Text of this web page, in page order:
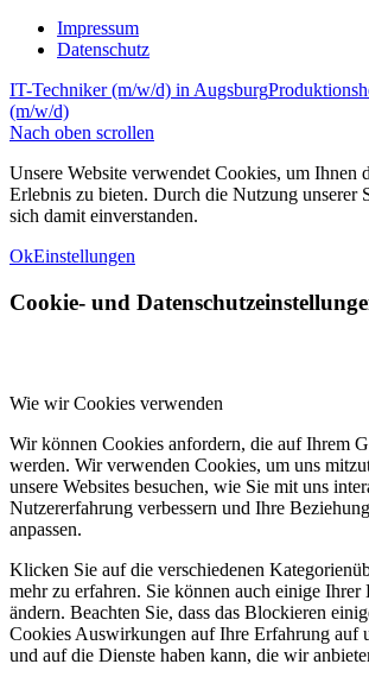
Impressum
Datenschutz
IT-Techniker (m/w/d) in Augsburg
(m/w/d)
Nach oben scrollen
Unsere Website verwendet Cookies, um Ihnen
Erlebnis zu bieten. Durch die Nutzung unserer
sich damit einverstanden.
OkEinstellungen
Cookie- und
Wie wir Cookies verwenden
Wir können Cookies anfordern, die auf Ihrem
werden. Wir verwenden Cookies, um uns
unsere Websites besuchen, wie Sie mit uns
Nutzererfahrung verbessern und Ihre
anpassen.
Klicken Sie auf die verschiedenen
mehr zu erfahren. Sie können auch einige Ihrer
ändern. Beachten Sie, dass das Blockieren
Cookies Auswirkungen auf Ihre Erfahrung auf
und auf die Dienste haben kann, die wir